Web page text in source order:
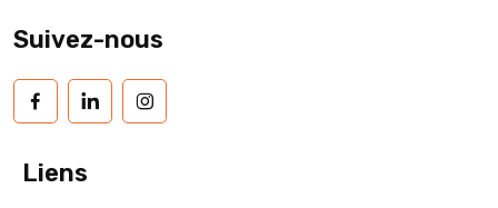
Suivez-nous
FacebookLinkedIn
Liens